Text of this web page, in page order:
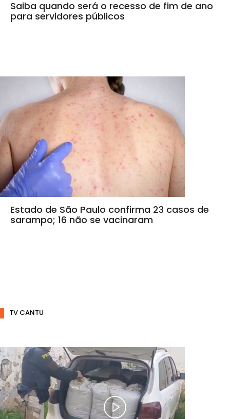
Saiba quando será o recesso de fim de ano
para servidores públicos
Estado de São Paulo confirma 23 casos de
sarampo; 16 não se vacinaram
TV CANTU